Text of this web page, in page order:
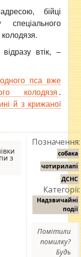
бійці
спеціального
колодязя.
втік, –
одного пса вже
колодязя .
й з крижаної
з
Позначення:
собака
чотирилапі
ДСНС
Категорії:
Надзвичайні
події
Помітили
помилку?
Будь